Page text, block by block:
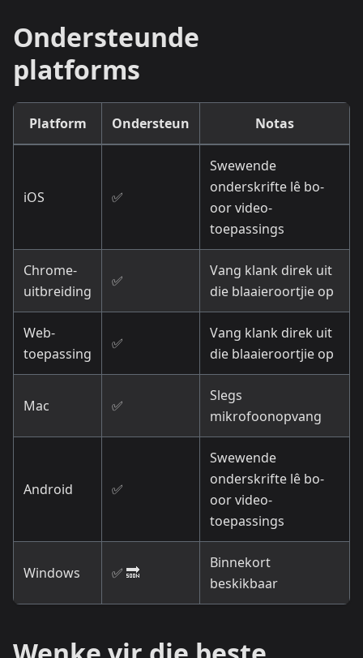
Ondersteunde
platforms
Platform Ondersteun Notas
iOS ✅
Swewende
onderskrifte lê bo-
oor video-
toepassings
Chrome-
uitbreiding
✅
Vang klank direk uit
die blaaieroortjie op
Web-
toepassing
✅
Vang klank direk uit
die blaaieroortjie op
Mac ✅
Slegs
mikrofoonopvang
Android ✅
Swewende
onderskrifte lê bo-
oor video-
toepassings
Windows ✅ 🔜
Binnekort
beskikbaar